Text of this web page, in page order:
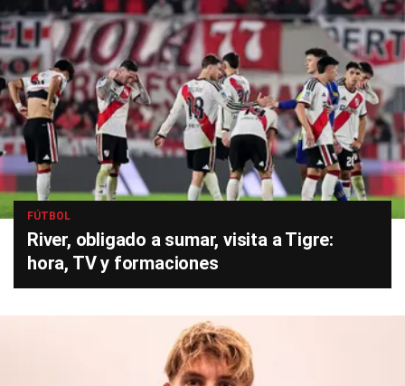
FÚTBOL
River, obligado a sumar, visita a Tigre:
hora, TV y formaciones